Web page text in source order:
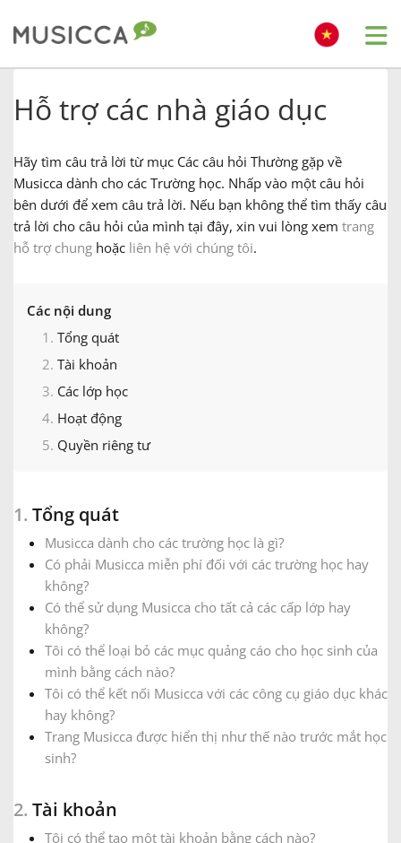
Dansk
English
Français
हिन्दी
Italiano
日本語
Polski
Русский
Hỗ trợ các nhà giáo dục
Hãy tìm câu trả lời từ mục Các câu hỏi Thường gặp về
Musicca dành cho các Trường học. Nhấp vào một câu hỏi
bên dưới để xem câu trả lời. Nếu bạn không thể tìm thấy câu
trả lời cho câu hỏi của mình tại đây, xin vui lòng xem trang
hỗ trợ chung hoặc liên hệ với chúng tôi.
Các nội dung
Tổng quát
Tài khoản
Các lớp học
Hoạt động
Quyền riêng tư
1. Tổng quát
Musicca dành cho các trường học là gì?
Có phải Musicca miễn phí đối với các trường học hay
không?
Có thể sử dụng Musicca cho tất cả các cấp lớp hay
không?
Tôi có thể loại bỏ các mục quảng cáo cho học sinh của
mình bằng cách nào?
Tôi có thể kết nối Musicca với các công cụ giáo dục khác
hay không?
Trang Musicca được hiển thị như thế nào trước mắt học
sinh?
2. Tài khoản
Tôi có thể tạo một tài khoản bằng cách nào?